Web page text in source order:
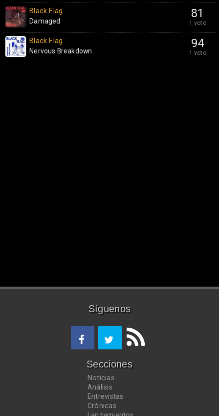
81
1 voto
Black Flag
Damaged
94
1 voto
Black Flag
Nervous Breakdown
Síguenos
Secciones
Noticias
Análisis
Entrevistas
Crónicas